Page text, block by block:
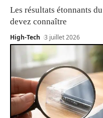
Les résultats étonnants
devez connaître
High-Tech 3 juillet 2026